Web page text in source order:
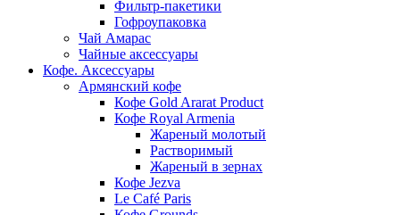
Фильтр-пакетики
Гофроупаковка
Чай Амарас
Чайные аксессуары
Кофе. Аксессуары
Армянский кофе
Кофе Gold Ararat Product
Кофе Royal Armenia
Жареный молотый
Растворимый
Жареный в зернах
Кофе Jezva
Le Café Paris